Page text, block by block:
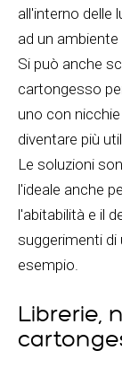
all'interno delle
ad un
Si può anche
cartongesso
uno con
diventare più
Le soluzioni
l'ideale anche
l'abitabilità e il
suggerimenti di
esempio.
Librerie,